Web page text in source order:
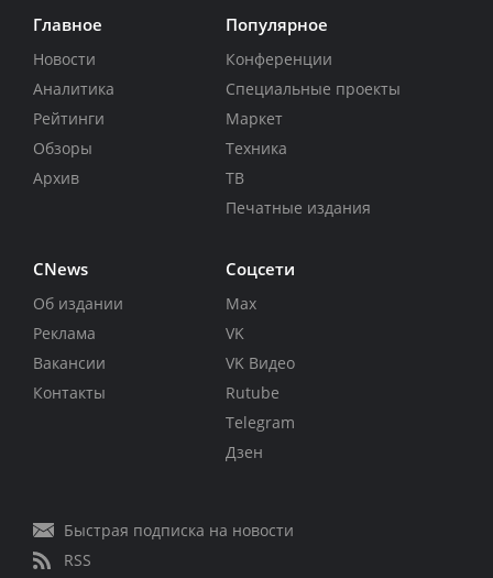
Главное
Новости
Аналитика
Рейтинги
Обзоры
Архив
Популярное
Конференции
Специальные проекты
Маркет
Техника
ТВ
Печатные издания
CNews
Об издании
Реклама
Вакансии
Контакты
Соцсети
Max
VK
VK Видео
Rutube
Telegram
Дзен
Быстрая подписка на новости
RSS